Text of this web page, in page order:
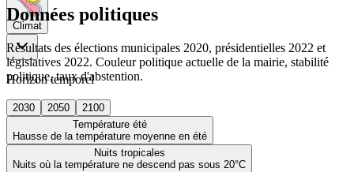
Climat
Horizon temporel
2030 2050
2100
Température été
Hausse de la température moyenne en été
Nuits tropicales
Nuits où la température ne descend pas sous 20°C
Données politiques
Résultats des élections municipales 2020, présidentielles 2022 et
législatives 2022. Couleur politique actuelle de la mairie, stabilité
politique, taux d'abstention.